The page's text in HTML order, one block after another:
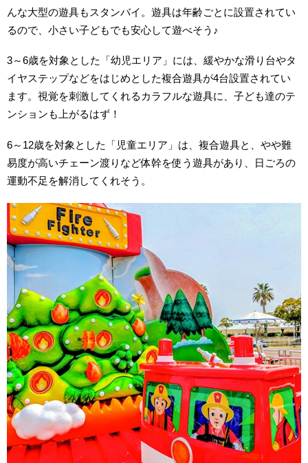
んな大型の遊具もスタンバイ。遊具は年齢ごとに設置されてい
るので、小さい子どもでも安心して遊べそう♪
3～6歳を対象とした「幼児エリア」には、緩やかな滑り台やタ
イヤステップなどをはじめとした複合遊具が4台設置されてい
ます。視覚を刺激してくれるカラフルな遊具に、子ども達のテ
ンションも上がるはず！
6～12歳を対象とした「児童エリア」は、複合遊具と、やや難
易度が高いチェーン渡りなど体幹を使う遊具があり、日ごろの
運動不足を解消してくれそう。